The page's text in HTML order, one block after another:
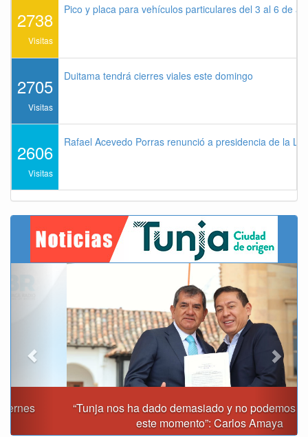
2738
Visitas
Pico y placa para vehículos particulares del 3 al 6 de
2705
Visitas
Duitama tendrá cierres viales este domingo
2606
Visitas
Rafael Acevedo Porras renunció a presidencia de la
“Tunja nos ha dado demasiado y no podemos fallarle en
este momento”: Carlos Amaya
Next